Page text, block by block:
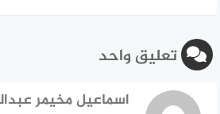
تعليق واحد
اسماعيل مخيمر